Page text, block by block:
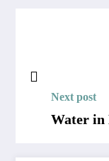
Next post
Water in